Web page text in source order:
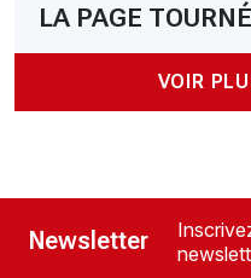
LA PAGE
VOIR
Newsletter